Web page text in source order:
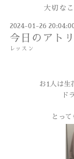
大切なこ
2024-01-26
今日のアト
レッスン
お1人は生
ド
とっ